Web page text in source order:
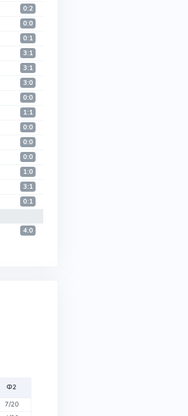
0:2
0:0
0:1
3:1
3:1
3:0
0:0
1:1
0:0
0:0
0:0
1:0
3:1
0:1
4:0
Ф2
7/20